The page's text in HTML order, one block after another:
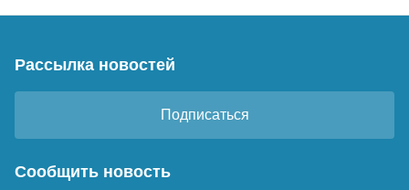
Рассылка новостей
Подписаться
Сообщить новость